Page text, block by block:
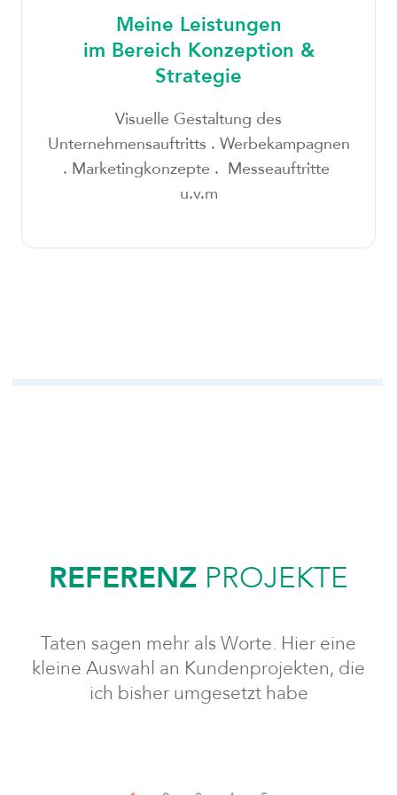
Meine Leistungen
im Bereich Konzeption &
Strategie
Visuelle Gestaltung des
Unternehmensauftritts . Werbekampagnen
. Marketingkonzepte . Messeauftritte
u.v.m
REFERENZ PROJEKTE
Taten sagen mehr als Worte. Hier eine
kleine Auswahl an Kundenprojekten, die
ich bisher umgesetzt habe